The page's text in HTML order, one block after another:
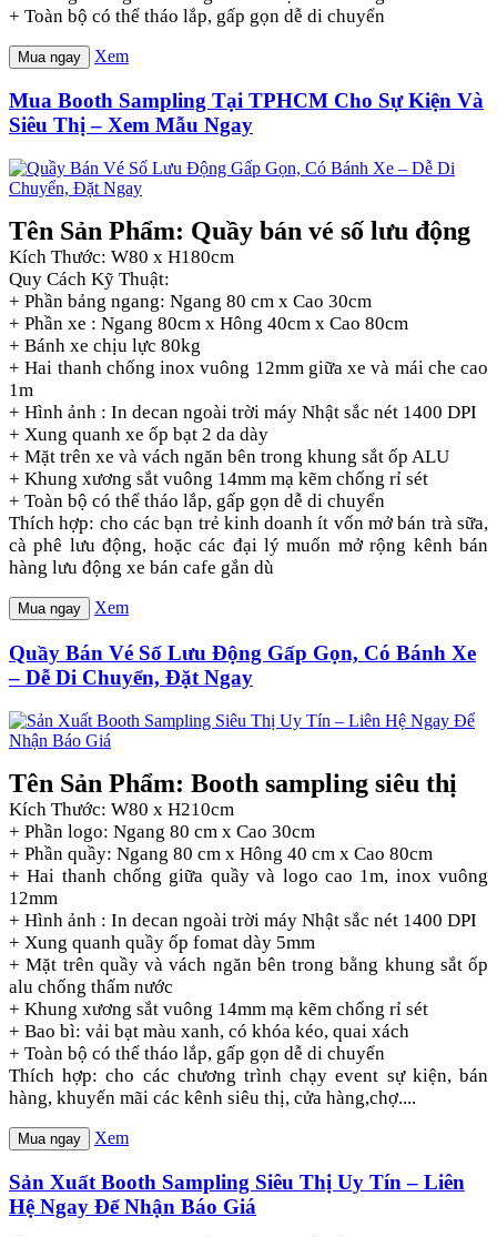
+ Toàn bộ có thể tháo lắp, gấp gọn dễ di chuyển
Mua ngay Xem
Mua Booth Sampling Tại TPHCM Cho Sự Kiện Và
Siêu Thị – Xem Mẫu Ngay
Tên Sản Phẩm: Quầy bán vé số lưu động
Kích Thước: W80 x H180cm
Quy Cách Kỹ Thuật:
+ Phần bảng ngang: Ngang 80 cm x Cao 30cm
+ Phần xe : Ngang 80cm x Hông 40cm x Cao 80cm
+ Bánh xe chịu lực 80kg
+ Hai thanh chống inox vuông 12mm giữa xe và mái che cao
1m
+ Hình ảnh : In decan ngoài trời máy Nhật sắc nét 1400 DPI
+ Xung quanh xe ốp bạt 2 da dày
+ Mặt trên xe và vách ngăn bên trong khung sắt ốp ALU
+ Khung xương sắt vuông 14mm mạ kẽm chống rỉ sét
+ Toàn bộ có thể tháo lắp, gấp gọn dễ di chuyển
Thích hợp: cho các bạn trẻ kinh doanh ít vốn mở bán trà sữa,
cà phê lưu động, hoặc các đại lý muốn mở rộng kênh bán
hàng lưu động xe bán cafe gắn dù
Mua ngay Xem
Quầy Bán Vé Số Lưu Động Gấp Gọn, Có Bánh Xe
– Dễ Di Chuyển, Đặt Ngay
Tên Sản Phẩm: Booth sampling siêu thị
Kích Thước: W80 x H210cm
+ Phần logo: Ngang 80 cm x Cao 30cm
+ Phần quầy: Ngang 80 cm x Hông 40 cm x Cao 80cm
+ Hai thanh chống giữa quầy và logo cao 1m, inox vuông
12mm
+ Hình ảnh : In decan ngoài trời máy Nhật sắc nét 1400 DPI
+ Xung quanh quầy ốp fomat dày 5mm
+ Mặt trên quầy và vách ngăn bên trong bằng khung sắt ốp
alu chống thấm nước
+ Khung xương sắt vuông 14mm mạ kẽm chống rỉ sét
+ Bao bì: vải bạt màu xanh, có khóa kéo, quai xách
+ Toàn bộ có thể tháo lắp, gấp gọn dễ di chuyển
Thích hợp: cho các chương trình chạy event sự kiện, bán
hàng, khuyến mãi các kênh siêu thị, cửa hàng,chợ....
Mua ngay Xem
Sản Xuất Booth Sampling Siêu Thị Uy Tín – Liên
Hệ Ngay Để Nhận Báo Giá